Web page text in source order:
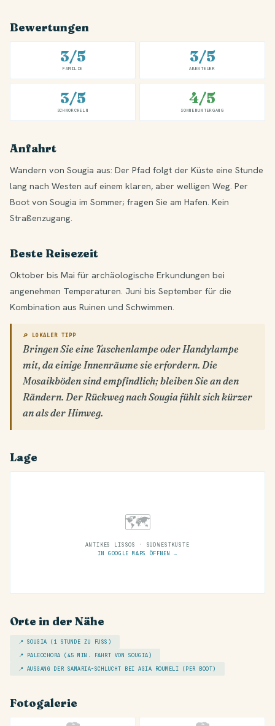
Bewertungen
3/5
FAMILIE
3/5
ABENTEUER
3/5
SCHNORCHELN
4/5
SONNENUNTERGANG
Anfahrt
Wandern von Sougia aus: Der Pfad folgt der Küste eine Stunde
lang nach Westen auf einem klaren, aber welligen Weg. Per
Boot von Sougia im Sommer; fragen Sie am Hafen. Kein
Straßenzugang.
Beste Reisezeit
Oktober bis Mai für archäologische Erkundungen bei
angenehmen Temperaturen. Juni bis September für die
Kombination aus Ruinen und Schwimmen.
🔎 LOKALER TIPP
Bringen Sie eine Taschenlampe oder Handylampe
mit, da einige Innenräume sie erfordern. Die
Mosaikböden sind empfindlich; bleiben Sie an den
Rändern. Der Rückweg nach Sougia fühlt sich kürzer
an als der Hinweg.
Lage
🗺
ANTIKES LISSOS · SÜDWESTKÜSTE
IN GOOGLE MAPS ÖFFNEN →
Orte in der Nähe
📍 SOUGIA (1 STUNDE ZU FUSS)
📍 PALEOCHORA (45 MIN. FAHRT VON SOUGIA)
📍 AUSGANG DER SAMARIA-SCHLUCHT BEI AGIA ROUMELI (PER BOOT)
Fotogalerie